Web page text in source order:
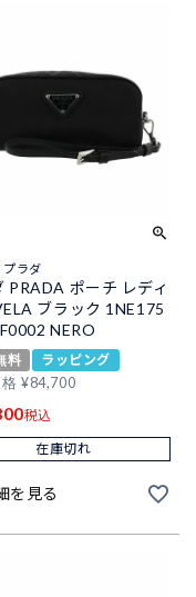
プラダ
PRADA ポーチ レディ
ブラック 1NE175
NERO
料
ラッピング
¥84,700
税込
在庫切れ
を見る